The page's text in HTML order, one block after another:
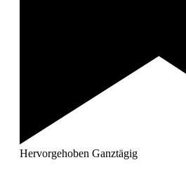
Hervorgehoben Ganztägig